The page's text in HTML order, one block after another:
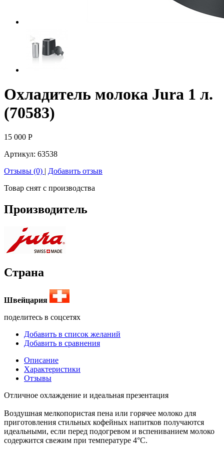
Охладитель молока Jura 1 л.
(70583)
15 000 Р
Артикул: 63538
Отзывы (0) | Добавить отзыв
Товар снят с производства
Производитель
Страна
Швейцария
поделитесь в соцсетях
Добавить в список желаний
Добавить в сравнения
Описание
Характеристики
Отзывы
Отличное охлаждение и идеальная презентация
Воздушная мелкопористая пена или горячее молоко для
приготовления стильных кофейных напитков получаются
идеальными, если перед подогревом и вспениванием молоко
содержится свежим при температуре 4°C.